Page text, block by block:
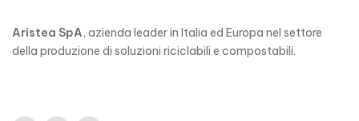
Aristea SpA, azienda leader in Italia ed Europa nel settore
della produzione di soluzioni riciclabili e compostabili.